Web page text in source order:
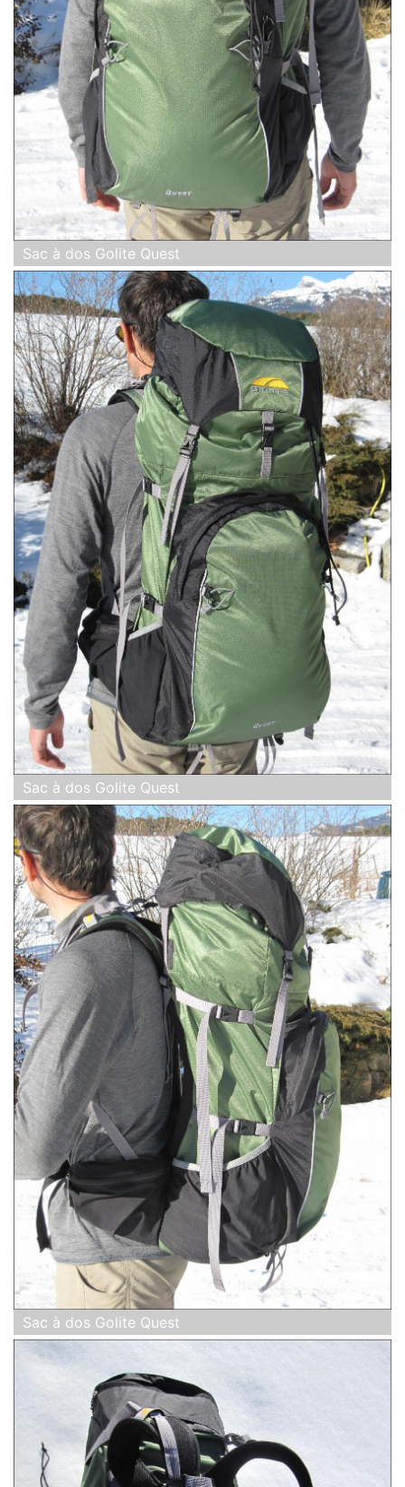
Sac à dos Golite Quest
Sac à dos Golite Quest
Sac à dos Golite Quest